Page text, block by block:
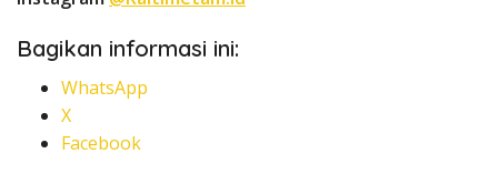
Bagikan informasi ini:
WhatsApp
X
Facebook